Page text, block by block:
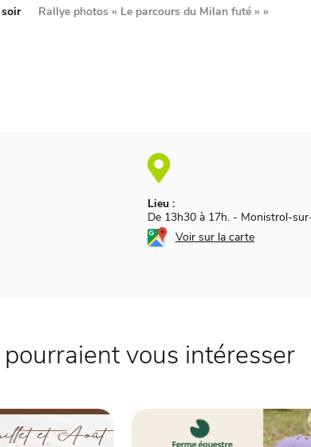
Lieu :
De 13h30 à 17h. - Monistrol-
Voir sur la carte
soir Rallye photos « Le parcours du Milan futé » »
vous intéresser